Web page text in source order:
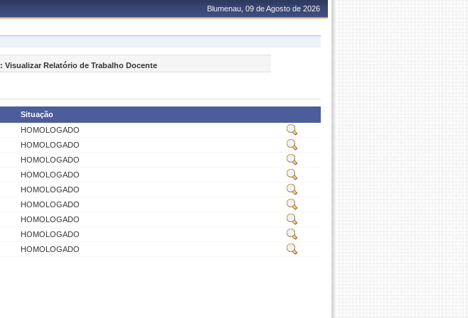
Blumenau, 09 de Agosto de 2026
: Visualizar Relatório de Trabalho Docente
Situação
HOMOLOGADO
HOMOLOGADO
HOMOLOGADO
HOMOLOGADO
HOMOLOGADO
HOMOLOGADO
HOMOLOGADO
HOMOLOGADO
HOMOLOGADO